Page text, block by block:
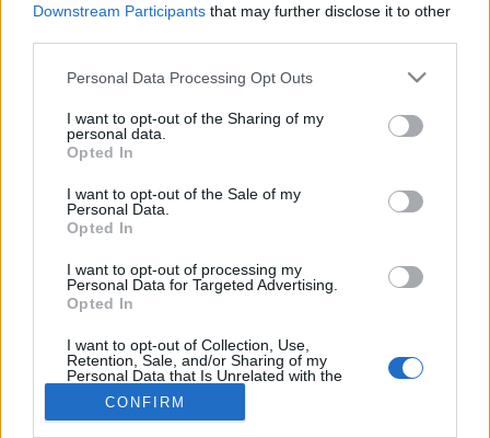
Downstream Participants that may further disclose it to other
Please note that this website/app uses one or more Google
not limited to your visit or usage behaviour. You may click to
grant or deny consent to Google and its third-party tags to
use your data for below specified purposes in below Google
consent section.
Personal Data Processing Opt Outs
I want to opt-out of the Sharing of my
personal data.
Opted In
I want to opt-out of the Sale of my
Personal Data.
Opted In
I want to opt-out of processing my
Personal Data for Targeted Advertising.
Opted In
I want to opt-out of Collection, Use,
Retention, Sale, and/or Sharing of my
Personal Data that Is Unrelated with the
Purposes for which it was collected.
Opted Out
CONFIRM